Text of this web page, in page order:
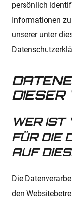
persönlich
Informationen
unserer unter
DIESER
WER IST
FÜR DIE
AUF
Die
den